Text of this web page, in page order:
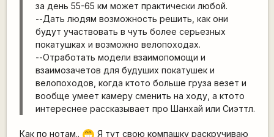
за день 55-65 км может практически любой.
--Дать людям возможность решить, как они
будут участвовать в чуть более серьезных
покатушках и возможно велопоходах.
--Отработать модели взаимопомощи и
взаимозачетов для будуших покатушек и
велопоходов, когда ктото больше груза везет и
вообще умеет камеру сменить на ходу, а ктото
интереснее рассказывает про Шанхай или Сиэттл.
Как по нотам.. ;D Я тут свою компашку раскручиваю